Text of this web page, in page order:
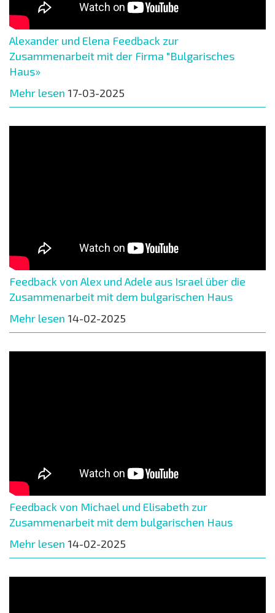
Alexander und Elena Feedback zur
Zusammenarbeit mit der Firma "Bulgarisches
Haus»
Mehr lesen 17-03-2025
Feedback von Alex und Adele aus Israel über die
Zusammenarbeit mit dem bulgarischen Haus
Mehr lesen 14-02-2025
Feedback von Michael und Elisabeth zur
Zusammenarbeit mit dem bulgarischen Haus
Mehr lesen 14-02-2025